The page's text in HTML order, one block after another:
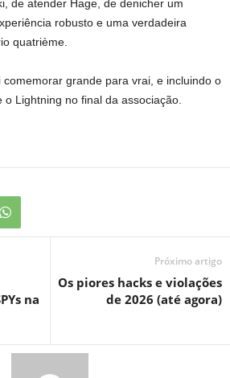
de atender Hage, de denicher um
robusto e uma verdadeira
quatrième.
comemorar grande para vrai, e incluindo o
Lightning no final da associação.
na
Próximo artigo
Os piores hacks e violações
de 2026 (até agora)